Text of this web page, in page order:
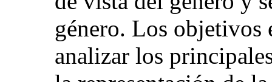
género. Los objetivos
analizar los